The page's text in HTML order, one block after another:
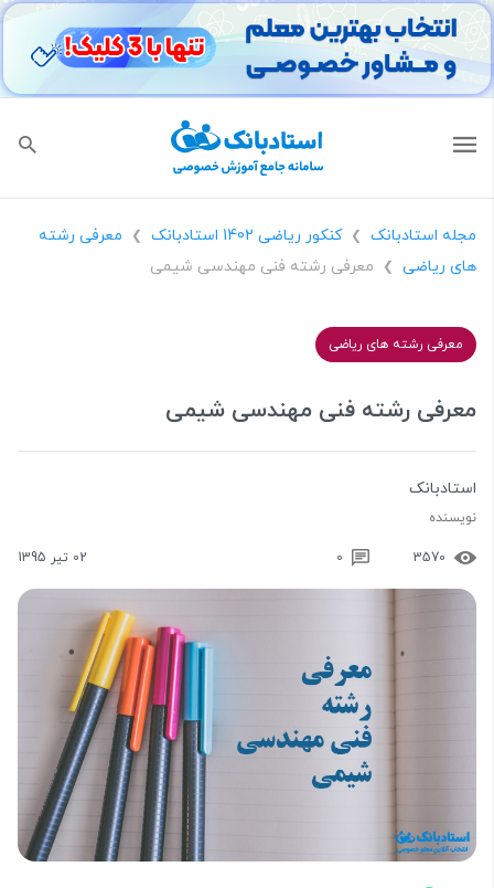
مجله استادبانک ❯ کنکور ریاضی 1402 استادبانک ❯
معرفی رشته
های ریاضی
❯ معرفی رشته فنی مهندسی شیمی
معرفی رشته های ریاضی
معرفی رشته فنی مهندسی شیمی
استادبانک
نویسنده
3570
0 02 تیر 1395